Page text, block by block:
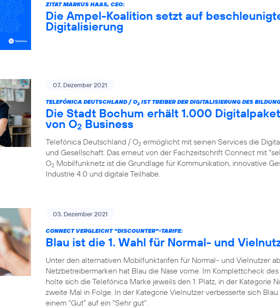
ZITAT MARKUS HAAS, CEO:
Die Ampel-Koalition setzt auf
Digitalisierung
07. Dezember 2021
TELEFÓNICA DEUTSCHLAND / O2 IST TREIBER DER DIGITALISIERUNG DES
Die Stadt Bochum erhält 1.000
von O2 Business
Telefónica Deutschland / O2 ermöglicht mit seinen Services die
und Gesellschaft. Das erneut von der Fachzeitschrift Connect mit
O2 Mobilfunknetz ist die Grundlage für Kommunikation, innovative
Industrie 4.0 und digitale Teilhabe.
03. Dezember 2021
CONNECT VERGLEICHT “DISCOUNTER”-TARIFE:
Blau ist die 1. Wahl für Normal- und
Unter den alternativen Mobilfunktarifen für Normal- und Vielnutzer
Netzbetreibermarken hat Blau die Nase vorne. Im Komplettcheck
holte sich die Telefónica Marke jeweils den 1. Platz, in der Kategorie
zweite Mal in Folge. In der Kategorie Vielnutzer verbesserte sich
einem “Gut” auf ein “Sehr gut”.